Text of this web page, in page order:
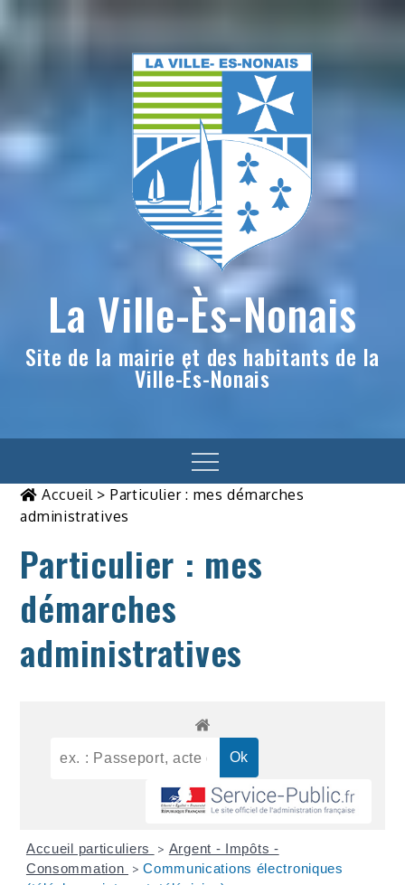
La Ville-Ès-Nonais
Site de la mairie et des habitants de la
Ville-Ès-Nonais
Menu
Accueil> Particulier : mes démarches
administratives
Particulier : mes
démarches
administratives
Accueil particuliers > Argent - Impôts -
Consommation
> Communications électroniques